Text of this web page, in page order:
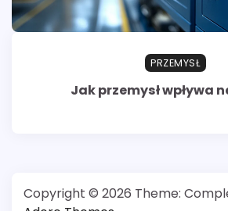
PRZEMYSŁ
Jak przemysł wpływa
Copyright © 2026 Theme: